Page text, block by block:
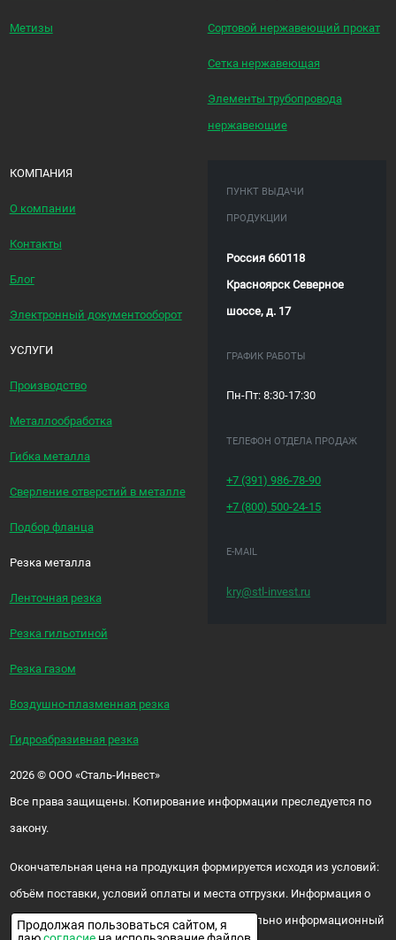
Метизы Сортовой нержавеющий прокат
Сетка нержавеющая
Элементы трубопровода
нержавеющие
КОМПАНИЯ
О компании
Контакты
Блог
Электронный документооборот
УСЛУГИ
Производство
Металлообработка
Гибка металла
Сверление отверстий в металле
Подбор фланца
Резка металла
Ленточная резка
Резка гильотиной
Резка газом
Воздушно-плазменная резка
Гидроабразивная резка
ПУНКТ ВЫДАЧИ
ПРОДУКЦИИ
Россия 660118
Красноярск Северное
шоссе, д. 17
ГРАФИК РАБОТЫ
Пн-Пт: 8:30-17:30
ТЕЛЕФОН ОТДЕЛА ПРОДАЖ
+7 (391)986-78-90
+7 (800) 500-24-15
E-MAIL
kry@stl-invest.ru
2026 ©ООО «Сталь-Инвест»
Все права защищены. Копирование информации преследуется по
закону.
Окончательная цена на продукция формируется исходя из условий:
объём поставки, условий оплаты и места отгрузки. Информация о
цене и наличии продукции носит исключительно информационный
Продолжая пользоваться сайтом, я